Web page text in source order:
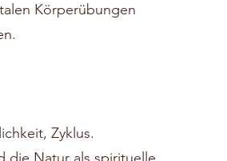
Körperübungen
Zyklus.